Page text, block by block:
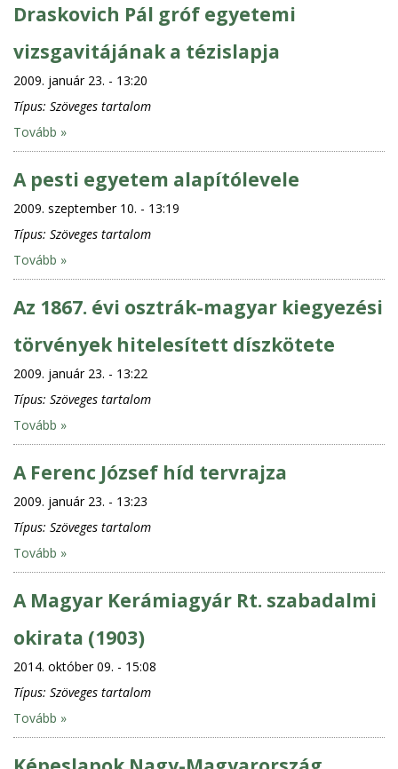
Draskovich Pál gróf egyetemi
vizsgavitájának a tézislapja
2009. január 23. - 13:20
Típus: Szöveges tartalom
Tovább »
A pesti egyetem alapítólevele
2009. szeptember 10. - 13:19
Típus: Szöveges tartalom
Tovább »
Az 1867. évi osztrák-magyar kiegyezési
törvények hitelesített díszkötete
2009. január 23. - 13:22
Típus: Szöveges tartalom
Tovább »
A Ferenc József híd tervrajza
2009. január 23. - 13:23
Típus: Szöveges tartalom
Tovább »
A Magyar Kerámiagyár Rt. szabadalmi
okirata (1903)
2014. október 09. - 15:08
Típus: Szöveges tartalom
Tovább »